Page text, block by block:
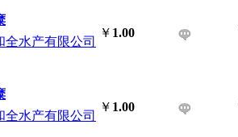
全水产有限公司
￥ 1.00
全水产有限公司
￥ 1.00